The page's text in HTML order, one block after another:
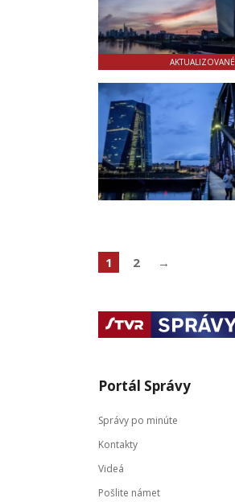
AKTUALIZOVANÉ
1 2 →
Portál Správy
Správy po minúte
Kontakty
Videá
Pošlite námet